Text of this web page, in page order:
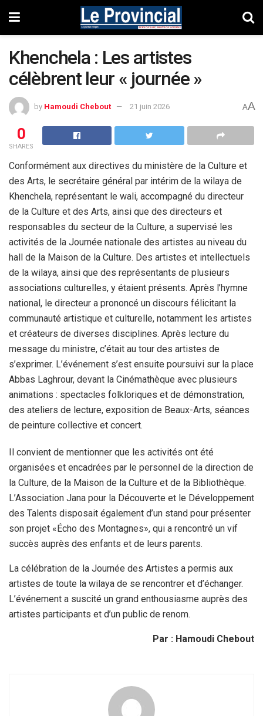
Khenchela : Les artistes
célèbrent leur « journée »
by Hamoudi Chebout 21 juin 2026 AA
0
SHARES
Conformément aux directives du ministère de la Culture et
des Arts, le secrétaire général par intérim de la wilaya de
Khenchela, représentant le wali, accompagné du directeur
de la Culture et des Arts, ainsi que des directeurs et
responsables du secteur de la Culture, a supervisé les
activités de la Journée nationale des artistes au niveau du
hall de la Maison de la Culture. Des artistes et intellectuels
de la wilaya, ainsi que des représentants de plusieurs
associations culturelles, y étaient présents. Après l’hymne
national, le directeur a prononcé un discours félicitant la
communauté artistique et culturelle, notamment les artistes
et créateurs de diverses disciplines. Après lecture du
message du ministre, c’était au tour des artistes de
s’exprimer. L’événement s’est ensuite poursuivi sur la place
Abbas Laghrour, devant la Cinémathèque avec plusieurs
animations : spectacles folkloriques et de démonstration,
des ateliers de lecture, exposition de Beaux-Arts, séances
de peinture collective et concert.
Il convient de mentionner que les activités ont été
organisées et encadrées par le personnel de la direction de
la Culture, de la Maison de la Culture et de la Bibliothèque.
L’Association Jana pour la Découverte et le Développement
des Talents disposait également d’un stand pour présenter
son projet «Écho des Montagnes», qui a rencontré un vif
succès auprès des enfants et de leurs parents.
La célébration de la Journée des Artistes a permis aux
artistes de toute la wilaya de se rencontrer et d’échanger.
L’événement a suscité un grand enthousiasme auprès des
artistes participants et d’un public de renom.
Par : Hamoudi Chebout